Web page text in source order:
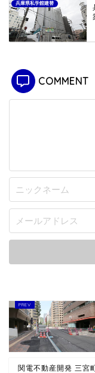
兵庫県私学館建替
COMMENT
関電不動産開発 三宮